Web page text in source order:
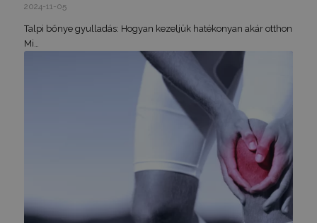
2024-11-05
Talpi bőnye gyulladás: Hogyan kezeljük hatékonyan akár otthon
Mi…